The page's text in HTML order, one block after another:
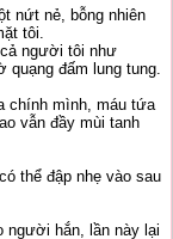
nứt nẻ, bỗng nhiên
tôi.
người tôi như
quạng đấm lung tung.
chính mình, máu tứa
vẫn đầy mùi tanh
thể đập nhẹ vào sau
người hắn, lần này lại